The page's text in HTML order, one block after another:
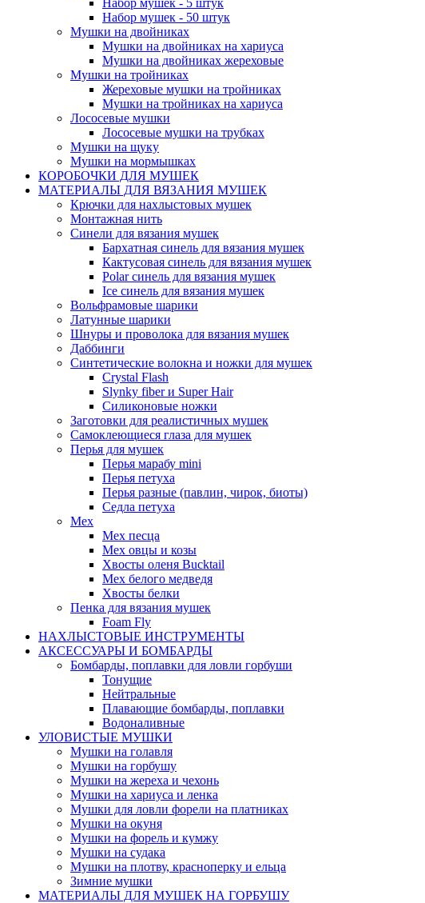
Набор мушек - 5 штук
Набор мушек - 50 штук
Мушки на двойниках
Мушки на двойниках на хариуса
Мушки на двойниках жереховые
Мушки на тройниках
Жереховые мушки на тройниках
Мушки на тройниках на хариуса
Лососевые мушки
Лососевые мушки на трубках
Мушки на щуку
Мушки на мормышках
КОРОБОЧКИ ДЛЯ МУШЕК
МАТЕРИАЛЫ ДЛЯ ВЯЗАНИЯ МУШЕК
Крючки для нахлыстовых мушек
Монтажная нить
Синели для вязания мушек
Бархатная синель для вязания мушек
Кактусовая синель для вязания мушек
Polar синель для вязания мушек
Ice синель для вязания мушек
Вольфрамовые шарики
Латунные шарики
Шнуры и проволока для вязания мушек
Даббинги
Синтетические волокна и ножки для мушек
Crystal Flash
Slynky fiber и Super Hair
Силиконовые ножки
Заготовки для реалистичных мушек
Самоклеющиеся глаза для мушек
Перья для мушек
Перья марабу mini
Перья петуха
Перья разные (павлин, чирок, биоты)
Седла петуха
Мех
Мех песца
Мех овцы и козы
Хвосты оленя Bucktail
Мех белого медведя
Хвосты белки
Пенка для вязания мушек
Foam Fly
НАХЛЫСТОВЫЕ ИНСТРУМЕНТЫ
АКCЕССУАРЫ И БОМБАРДЫ
Бомбарды, поплавки для ловли горбуши
Тонущие
Нейтральные
Плавающие бомбарды, поплавки
Водоналивные
УЛОВИСТЫЕ МУШКИ
Мушки на голавля
Мушки на горбушу
Мушки на жереха и чехонь
Мушки на хариуса и ленка
Мушки для ловли форели на платниках
Мушки на окуня
Мушки на форель и кумжу
Мушки на судака
Мушки на плотву, красноперку и ельца
Зимние мушки
МАТЕРИАЛЫ ДЛЯ МУШЕК НА ГОРБУШУ